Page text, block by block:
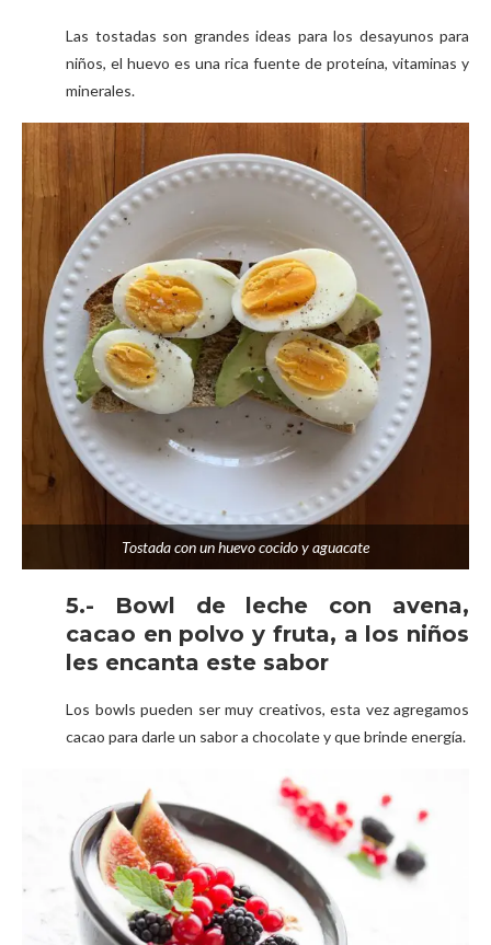
Las tostadas son grandes ideas para los desayunos para
niños, el huevo es una rica fuente de proteína, vitaminas y
minerales.
Tostada con un huevo cocido y aguacate
5.- Bowl de leche con avena,
cacao en polvo y fruta, a los niños
les encanta este sabor
Los bowls pueden ser muy creativos, esta vez agregamos
cacao para darle un sabor a chocolate y que brinde energía.